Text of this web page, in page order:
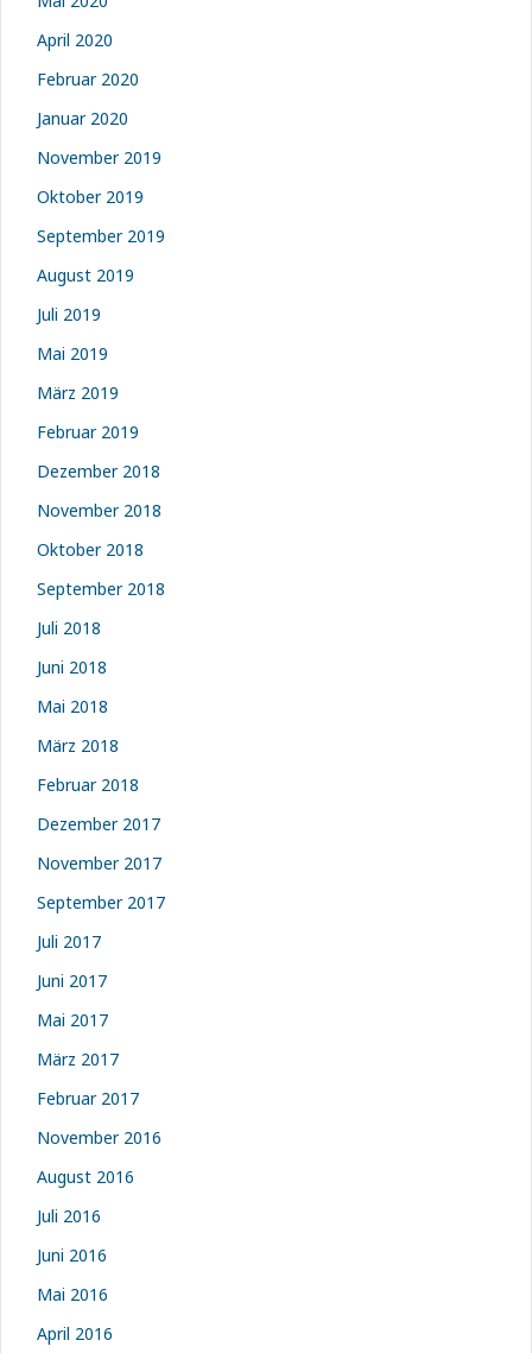
April 2020
Februar 2020
Januar 2020
November 2019
Oktober 2019
September 2019
August 2019
Juli 2019
Mai 2019
März 2019
Februar 2019
Dezember 2018
November 2018
Oktober 2018
September 2018
Juli 2018
Juni 2018
Mai 2018
März 2018
Februar 2018
Dezember 2017
November 2017
September 2017
Juli 2017
Juni 2017
Mai 2017
März 2017
Februar 2017
November 2016
August 2016
Juli 2016
Juni 2016
Mai 2016
April 2016